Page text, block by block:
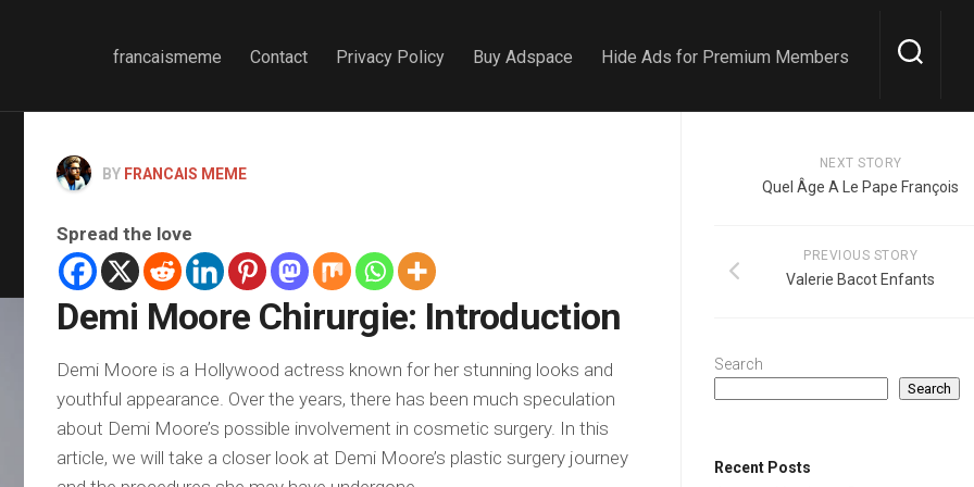
francaismeme Contact Privacy Policy Buy Adspace Hide Ads for Premium Members
BY FRANCAIS MEME
Spread the love
Demi Moore Chirurgie: Introduction
Demi Moore is a Hollywood actress known for her stunning looks and
youthful appearance. Over the years, there has been much speculation
about Demi Moore’s possible involvement in cosmetic surgery. In this
article, we will take a closer look at Demi Moore’s plastic surgery journey
NEXT STORY
Quel Âge A Le Pape François
PREVIOUS STORY
Valerie Bacot Enfants
Search
Search
Recent Posts